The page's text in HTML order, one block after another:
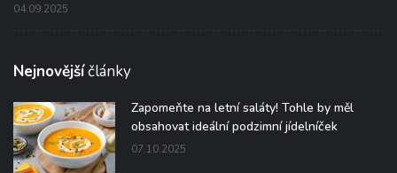
04.09.2025
Nejnovějšíčlánky
Zapomeňte na letní saláty! Tohle by měl
obsahovat ideální podzimní jídelníček
07.10.2025